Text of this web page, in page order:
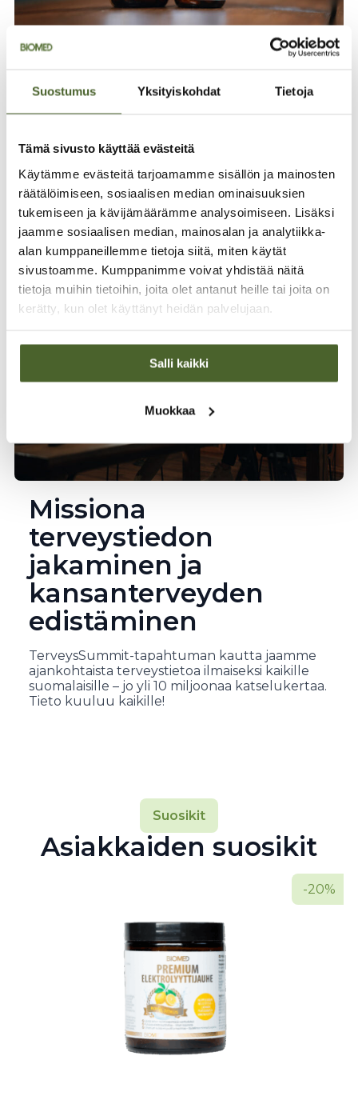
Suostumus Yksityiskohdat Tietoja
Tämä sivusto käyttää evästeitä
Käytämme evästeitä tarjoamamme sisällön ja mainosten
räätälöimiseen, sosiaalisen median ominaisuuksien
tukemiseen ja kävijämäärämme analysoimiseen. Lisäksi
jaamme sosiaalisen median, mainosalan ja analytiikka-
alan kumppaneillemme tietoja siitä, miten käytät
sivustoamme. Kumppanimme voivat yhdistää näitä
tietoja muihin tietoihin, joita olet antanut heille tai joita on
kerätty, kun olet käyttänyt heidän palvelujaan.
Salli kaikki
Muokkaa
Artesaanityötä
Helsingissä
Valmistamme omat tuotteet tehtaassamme
yhteistyössä tutkimuslaitosten ja terveysalan
huippuasiantuntijoiden kanssa. Tuomme myös
maahan maailman laadukkaimpia ja
tutkituimpia terveystuotteita.
Missiona
terveystiedon
jakaminen ja
kansanterveyden
edistäminen
TerveysSummit-tapahtuman kautta jaamme
ajankohtaista terveystietoa ilmaiseksi kaikille
suomalaisille – jo yli 10 miljoonaa katselukertaa.
Tieto kuuluu kaikille!
Suosikit
Asiakkaiden suosikit
-20%